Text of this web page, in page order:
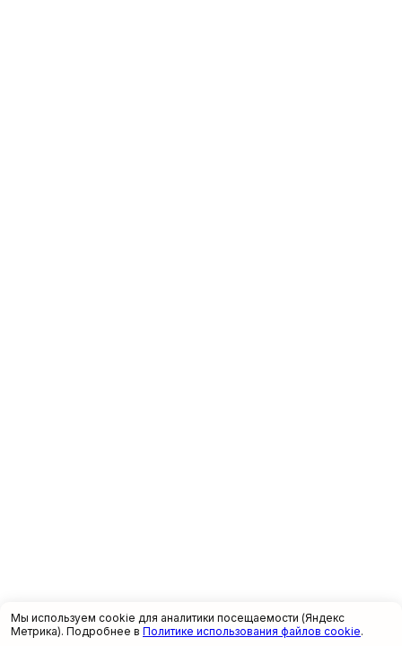
Мы используем cookie для аналитики посещаемости (Яндекс
Метрика). Подробнее в Политике использования файлов cookie.